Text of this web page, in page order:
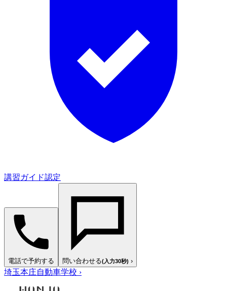
講習ガイド認定
電話で予約する 問い合わせる(入力30秒) ›
埼玉本庄自動車学校 ›